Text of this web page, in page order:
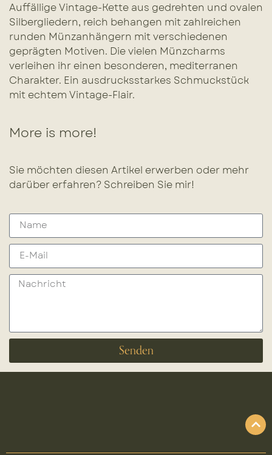
Auffällige Vintage-Kette aus gedrehten und ovalen
Silbergliedern, reich behangen mit zahlreichen
runden Münzanhängern mit verschiedenen
geprägten Motiven. Die vielen Münzcharms
verleihen ihr einen besonderen, mediterranen
Charakter. Ein ausdrucksstarkes Schmuckstück
mit echtem Vintage-Flair.
More is more!
Sie möchten diesen Artikel erwerben oder mehr
darüber erfahren? Schreiben Sie mir!
Senden